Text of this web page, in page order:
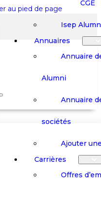
au pied de page
le site
Panier
CGE
Isep
Annuaires
Annuaire
Alumni
Annuaire
sociétés
Ajouter
Carrières
Offres